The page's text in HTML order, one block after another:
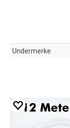
Undermerke